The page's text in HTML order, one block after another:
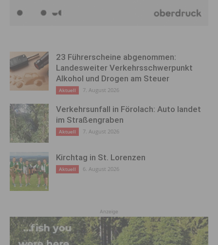
23 Führerscheine abgenommen:
Landesweiter Verkehrsschwerpunkt
Alkohol und Drogen am Steuer
Aktuell 7. August 2026
Verkehrsunfall in Förolach: Auto landet
im Straßengraben
Aktuell 7. August 2026
Kirchtag in St. Lorenzen
Aktuell 6. August 2026
Anzeige